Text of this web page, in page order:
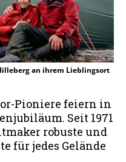
an ihrem Lieblingsort
Pioniere feiern in
Seit 1971
robuste und
für jedes Gelände